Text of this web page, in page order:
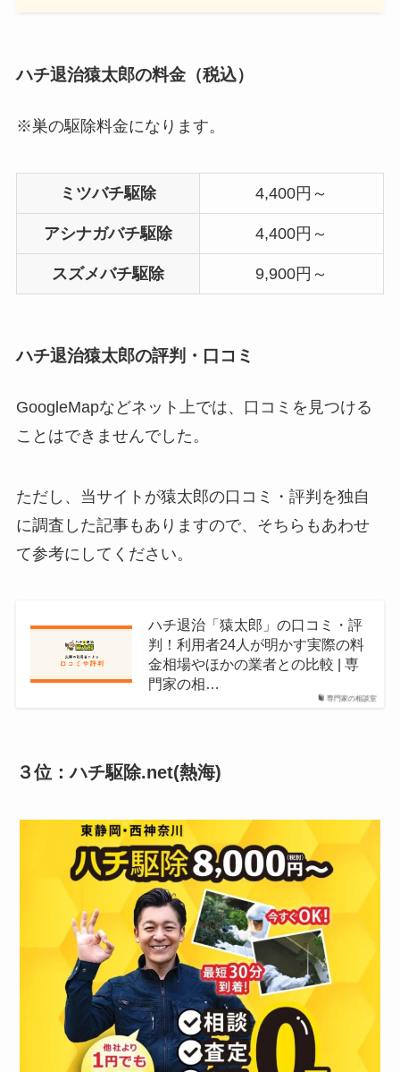
ハチ退治猿太郎の料金（税込）
※巣の駆除料金になります。
ミツバチ駆除 4,400円～
アシナガバチ駆除 4,400円～
スズメバチ駆除 9,900円～
ハチ退治猿太郎の評判・口コミ
GoogleMapなどネット上では、口コミを見つける
ことはできませんでした。
ただし、当サイトが猿太郎の口コミ・評判を独自
に調査した記事もありますので、そちらもあわせ
て参考にしてください。
専門家の相談室
ハチ退治「猿太郎」の口コミ・評
判！利用者24人が明かす実際の料
金相場やほかの業者との比較 | 専
門家の相…
３位：ハチ駆除.net(熱海)